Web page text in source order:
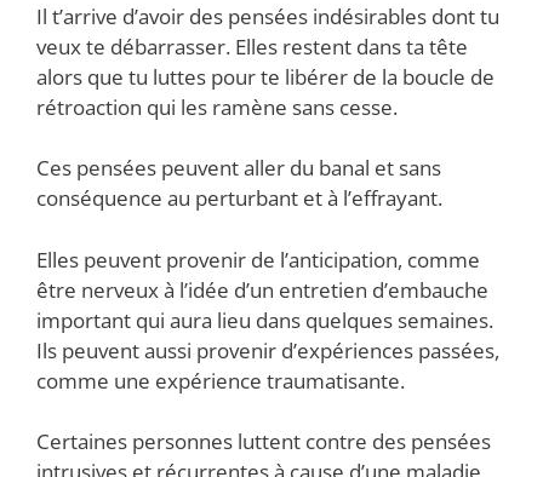
Il t’arrive d’avoir des pensées indésirables dont tu
veux te débarrasser. Elles restent dans ta tête
alors que tu luttes pour te libérer de la boucle de
rétroaction qui les ramène sans cesse.
Ces pensées peuvent aller du banal et sans
conséquence au perturbant et à l’effrayant.
Elles peuvent provenir de l’anticipation, comme
être nerveux à l’idée d’un entretien d’embauche
important qui aura lieu dans quelques semaines.
Ils peuvent aussi provenir d’expériences passées,
comme une expérience traumatisante.
Certaines personnes luttent contre des pensées